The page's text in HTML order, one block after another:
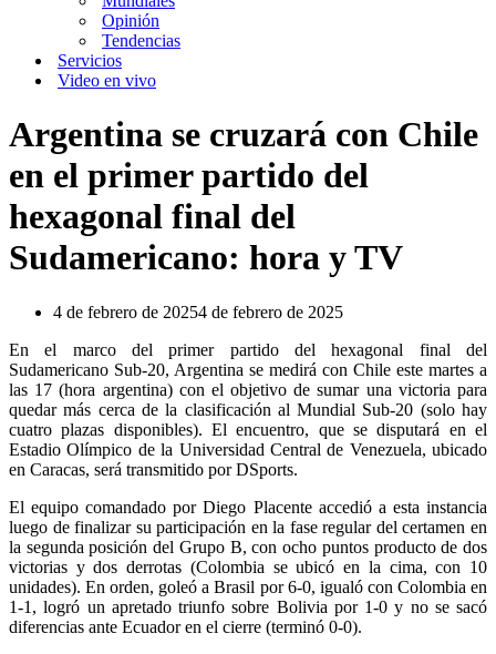
Opinión
Tendencias
Servicios
Video en vivo
Argentina se cruzará con Chile
en el primer partido del
hexagonal final del
Sudamericano: hora y TV
4 de febrero de 20254 de febrero de 2025
En el marco del primer partido del hexagonal final del
Sudamericano Sub-20, Argentina se medirá con Chile este martes a
las 17 (hora argentina) con el objetivo de sumar una victoria para
quedar más cerca de la clasificación al Mundial Sub-20 (solo hay
cuatro plazas disponibles). El encuentro, que se disputará en el
Estadio Olímpico de la Universidad Central de Venezuela, ubicado
en Caracas, será transmitido por DSports.
El equipo comandado por Diego Placente accedió a esta instancia
luego de finalizar su participación en la fase regular del certamen en
la segunda posición del Grupo B, con ocho puntos producto de dos
victorias y dos derrotas (Colombia se ubicó en la cima, con 10
unidades). En orden, goleó a Brasil por 6-0, igualó con Colombia en
1-1, logró un apretado triunfo sobre Bolivia por 1-0 y no se sacó
diferencias ante Ecuador en el cierre (terminó 0-0).